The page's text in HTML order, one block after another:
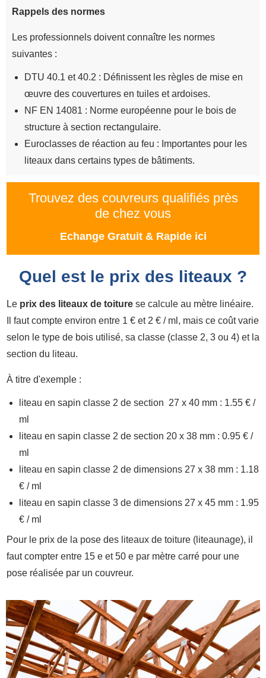
Rappels des normes
Les professionnels doivent connaître les normes
suivantes :
DTU 40.1 et 40.2 : Définissent les règles de mise en
œuvre des couvertures en tuiles et ardoises.
NF EN 14081 : Norme européenne pour le bois de
structure à section rectangulaire.
Euroclasses de réaction au feu : Importantes pour les
liteaux dans certains types de bâtiments.
Trouvez des couvreurs qualifiés près
de chez vous
Echange Gratuit & Rapide ici
Quel est le prix des liteaux ?
Le prix des liteaux de toiture se calcule au mètre linéaire.
Il faut compte environ entre 1 € et 2 € / ml, mais ce coût varie
selon le type de bois utilisé, sa classe (classe 2, 3 ou 4) et la
section du liteau.
À titre d'exemple :
liteau en sapin classe 2 de section 27 x 40 mm : 1.55 € /
ml
liteau en sapin classe 2 de section 20 x 38 mm : 0.95 € /
ml
liteau en sapin classe 2 de dimensions 27 x 38 mm : 1.18
€ / ml
liteau en sapin classe 3 de dimensions 27 x 45 mm : 1.95
€ / ml
Pour le prix de la pose des liteaux de toiture (liteaunage), il
faut compter entre 15 e et 50 e par mètre carré pour une
pose réalisée par un couvreur.